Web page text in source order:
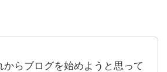
からブログを始めようと思って